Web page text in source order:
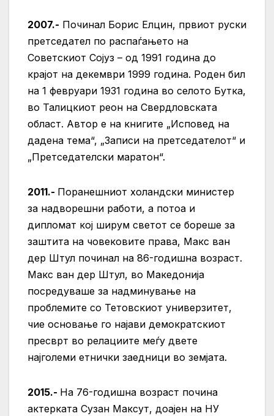
2007.- Починал Борис Елцин, првиот руски
претседател по распаѓањето на
Советскиот Сојуз – од 1991 година до
крајот на декември 1999 година. Роден бил
на 1 февруари 1931 година во селото Бутка,
во Талицкиот реон на Свердловската
област. Автор е на книгите „Исповед на
дадена тема“, „Записи на претседателот“ и
„Претседателски маратон“.
2011.- Поранешниот холандски министер
за надворешни работи, а потоа и
дипломат кој ширум светот се бореше за
заштита на човековите права, Макс ван
дер Штул починал на 86-годишна возраст.
Макс ван дер Штул, во Македонија
посредуваше за надминување на
проблемите со Тетовскиот универзитет,
чие основање го најави демократскиот
пресврт во релациите меѓу двете
најголеми етнички заедници во земјата.
2015.- На 76-годишна возраст почина
актерката Сузан Максут, доајен на НУ